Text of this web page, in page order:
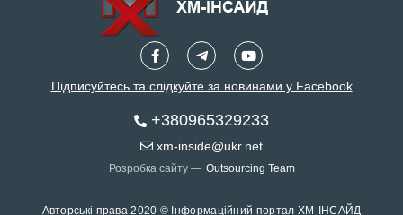
Підписуйтесь та слідкуйте за новинами у Facebook
+380965329233
xm-inside@ukr.net
Розробка сайту — Outsourcing Team
Авторські права 2020 © Інформаційний портал ХМ-ІНСАЙД